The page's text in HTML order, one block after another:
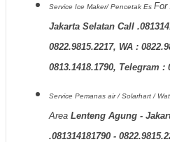
Service Ice Maker/ Pencetak Es For
Jakarta Selatan Call
0822.9815.2217, WA :
0813.1418.1790, Telegram :
Service Pemanas air / Solarhart /
Area Lenteng Agung -
.081314181790 -